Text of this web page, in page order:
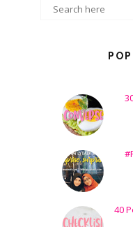
40